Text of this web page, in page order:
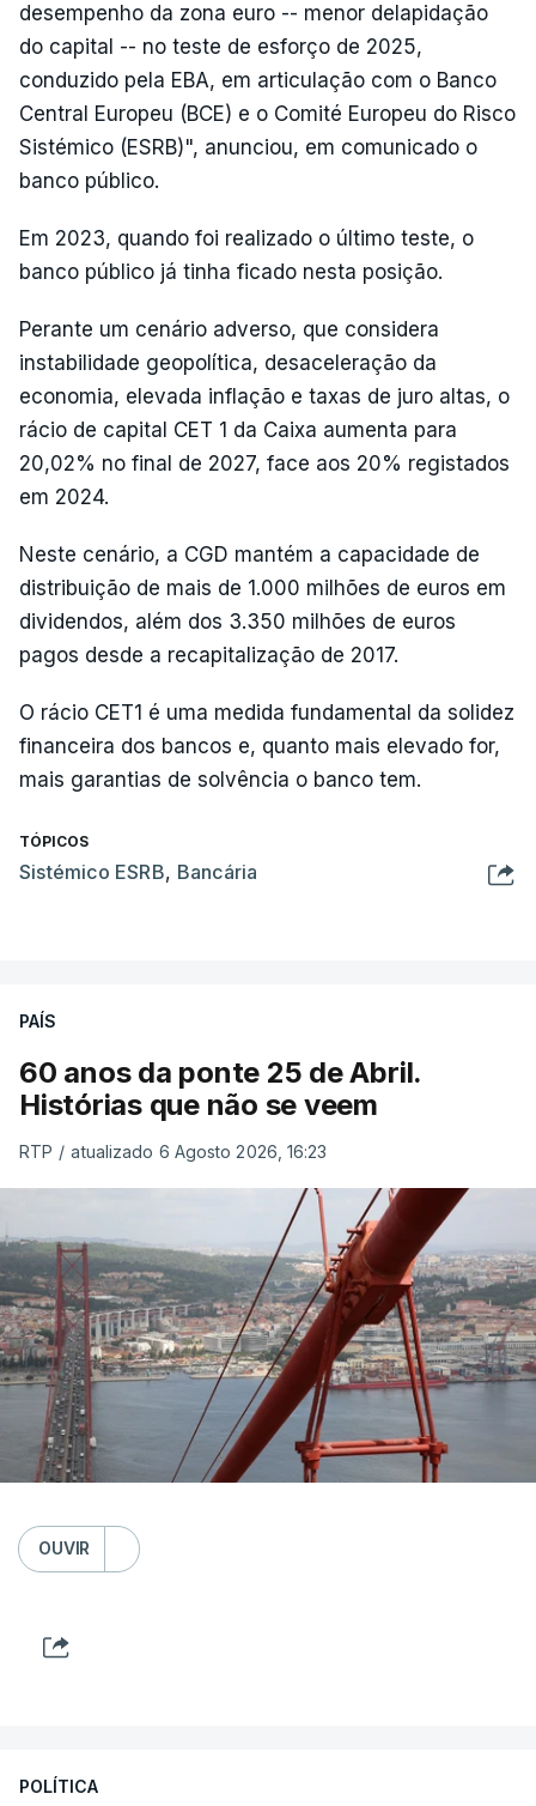
desempenho da zona euro -- menor delapidação
do capital -- no teste de esforço de 2025,
conduzido pela EBA, em articulação com o Banco
Central Europeu (BCE) e o Comité Europeu do Risco
Sistémico (ESRB)", anunciou, em comunicado o
banco público.
Em 2023, quando foi realizado o último teste, o
banco público já tinha ficado nesta posição.
Perante um cenário adverso, que considera
instabilidade geopolítica, desaceleração da
economia, elevada inflação e taxas de juro altas, o
rácio de capital CET 1 da Caixa aumenta para
20,02% no final de 2027, face aos 20% registados
em 2024.
Neste cenário, a CGD mantém a capacidade de
distribuição de mais de 1.000 milhões de euros em
dividendos, além dos 3.350 milhões de euros
pagos desde a recapitalização de 2017.
O rácio CET1 é uma medida fundamental da solidez
financeira dos bancos e, quanto mais elevado for,
mais garantias de solvência o banco tem.
TÓPICOS
Sistémico ESRB, Bancária
PAÍS
60 anos da ponte 25 de Abril.
Histórias que não se veem
RTP / atualizado 6 Agosto 2026, 16:23
OUVIR
POLÍTICA